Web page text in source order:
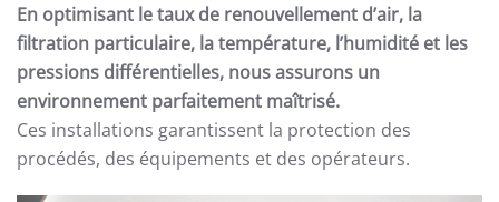
En optimisant le taux de renouvellement d’air, la
filtration particulaire, la température, l’humidité et les
pressions différentielles, nous assurons un
environnement parfaitement maîtrisé.
Ces installations garantissent la protection des
procédés, des équipements et des opérateurs.